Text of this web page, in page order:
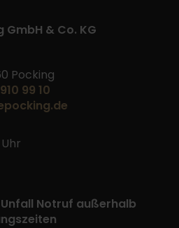
& Co. KG
Pocking
99 10
Unfall Notruf außerhalb